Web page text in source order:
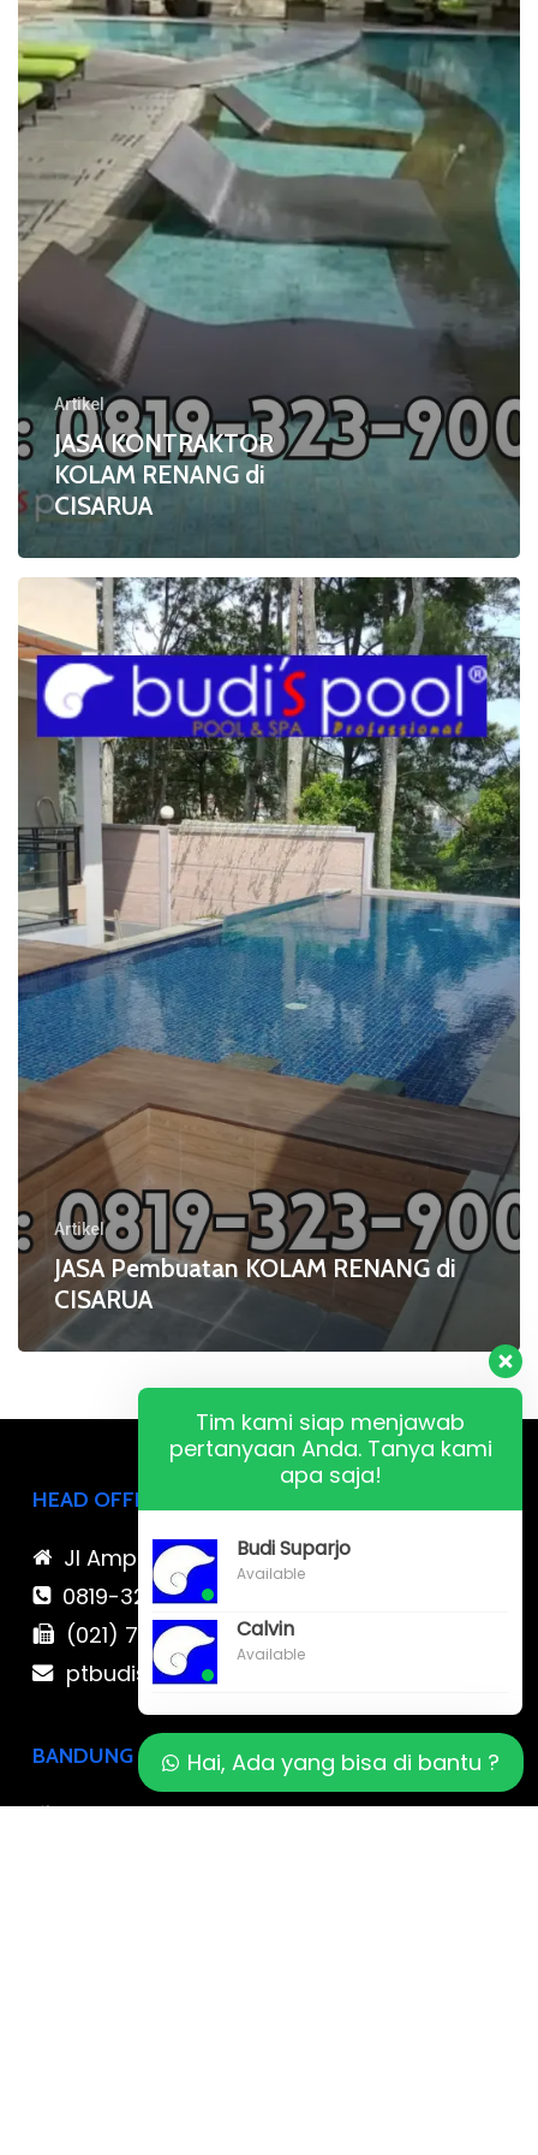
Artikel
JASA KONTRAKTOR
KOLAM RENANG di
CISARUA
Pembuatan
KOLAM
RENANG
CISARUA
Artikel
JASA Pembuatan KOLAM RENANG di
CISARUA
HEAD OFFICE
Jl Ampera Raya no 77
0819-323-90009 , 087-878-466-796
(021) 780 7511
ptbudispool@gmail.com
BANDUNG
Jl. Sanggar Kencana XXVII No.48-50
Tim kami siap menjawab
pertanyaan Anda. Tanya kami
apa saja!
Budi Suparjo
Available
Calvin
Available
Hai, Ada yang bisa di bantu ?